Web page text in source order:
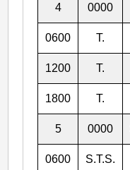
4 0000
0600 T.
1200 T.
1800 T.
5 0000
0600 S.T.S.